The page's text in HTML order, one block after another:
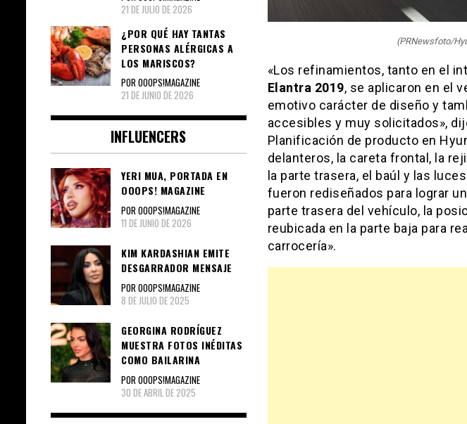
(PRNewsfoto/
«Los refinamientos, tanto en el
Elantra 2019, se aplicaron en el
emotivo carácter de diseño y
accesibles y muy solicitados»,
Planificación de producto en
delanteros, la careta frontal, la
la parte trasera, el baúl y las
fueron rediseñados para lograr
parte trasera del vehículo, la
reubicada en la parte baja para
carrocería».
21 DE JULIO DE 2026
¿POR QUÉ HAY TANTAS
PERSONAS ALÉRGICAS A
LOS MARISCOS?
POR OOOPS!MAGAZINE
21 DE JUNIO DE 2026
INFLUENCERS
YERI MUA, PORTADA EN
OOOPS! MAGAZINE
POR OOOPS!MAGAZINE
11 DE JUNIO DE 2026
KIM KARDASHIAN EMITE
DESGARRADOR MENSAJE
POR OOOPS!MAGAZINE
8 DE JULIO DE 2025
GEORGINA RODRÍGUEZ
MUESTRA FOTOS INÉDITAS
COMO BAILARINA
POR OOOPS!MAGAZINE
30 DE ABRIL DE 2025